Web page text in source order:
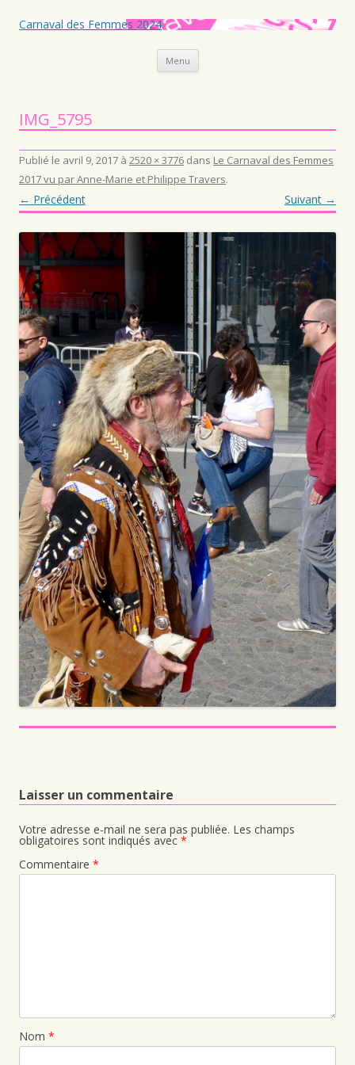
Carnaval des Femmes 2024
Menu Aller au contenu principal
IMG_5795
Publié le avril 9, 2017 à 2520 × 3776 dans Le Carnaval des Femmes
2017 vu par Anne-Marie et Philippe Travers.
← Précédent Suivant →
Laisser un commentaire
Votre adresse e-mail ne sera pas publiée. Les champs
obligatoires sont indiqués avec *
Commentaire *
Nom *